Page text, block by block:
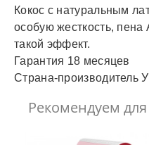
Кокос с натуральным
особую жесткость, пена
такой эффект.
Гарантия 18 месяцев
Страна-производитель
Рекомендуем для